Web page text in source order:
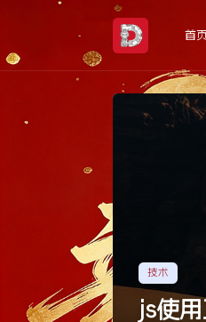
content
首页
技术
js使